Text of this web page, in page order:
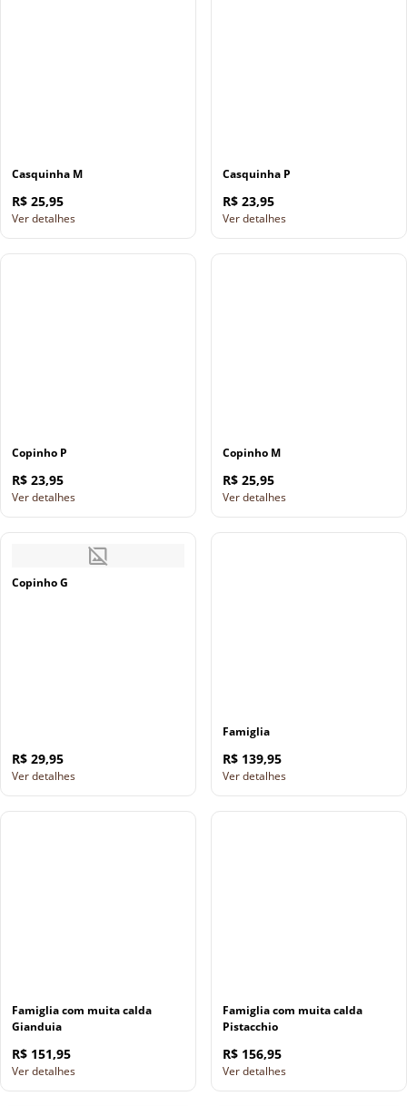
Casquinha M
R$ 25,95
Ver detalhes
Casquinha P
R$ 23,95
Ver detalhes
Copinho P
R$ 23,95
Ver detalhes
Copinho M
R$ 25,95
Ver detalhes
Copinho G
R$ 29,95
Ver detalhes
Famiglia
R$ 139,95
Ver detalhes
Famiglia com muita calda
Gianduia
R$ 151,95
Ver detalhes
Famiglia com muita calda
Pistacchio
R$ 156,95
Ver detalhes